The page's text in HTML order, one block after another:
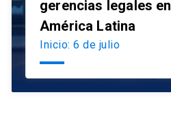
gerencias legales en
América Latina
Inicio: 6 de julio